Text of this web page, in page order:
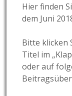
Hier finden
dem Juni
Bitte klicken
Titel im
oder auf